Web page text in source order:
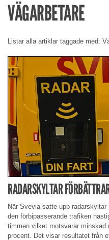
VÄGARBETARE
Listar alla artiklar taggade med:
RADARSKYLTAR
När Svevia satte upp
den förbipasserande trafiken
timmen vilket motsvarar
procent. Det visar resultatet från